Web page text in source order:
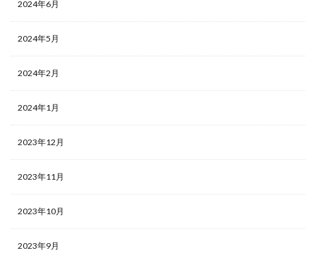
2024年6月
2024年5月
2024年2月
2024年1月
2023年12月
2023年11月
2023年10月
2023年9月